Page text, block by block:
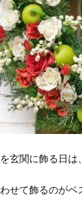
玄関に飾る日は、
せて飾るのが